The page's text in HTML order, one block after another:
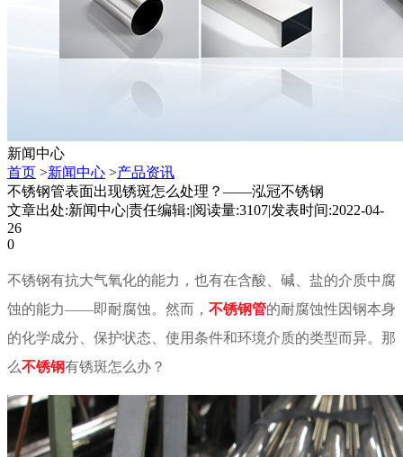
新闻中心
首页 >新闻中心 >产品资讯
不锈钢管表面出现锈斑怎么处理？——泓冠不锈钢
文章出处:新闻中心|责任编辑:|阅读量:3107|发表时间:2022-04-
26
0
不锈钢有抗大气氧化的能力 ，也有在含酸、碱、盐的介质中腐
蚀的能力——即耐腐蚀。然而， 不锈钢管的耐腐蚀性因钢本身
的化学成分、保护状态、使用条件和环境介质的类型而异。那
么不锈钢有锈斑怎么办？